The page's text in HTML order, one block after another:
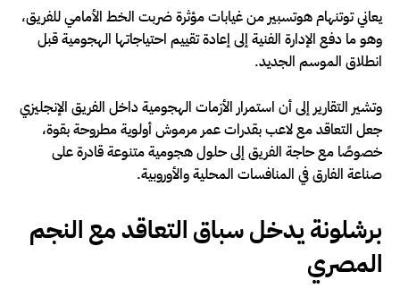
يعاني توتنهام هوتسبير من غيابات مؤثرة ضربت الخط الأمامي للفريق،
وهو ما دفع الإدارة الفنية إلى إعادة تقييم احتياجاتها الهجومية قبل
انطلاق الموسم الجديد.
وتشير التقارير إلى أن استمرار الأزمات الهجومية داخل الفريق الإنجليزي
جعل التعاقد مع لاعب بقدرات عمر مرموش أولوية مطروحة بقوة،
خصوصًا مع حاجة الفريق إلى حلول هجومية متنوعة قادرة على
صناعة الفارق في المنافسات المحلية والأوروبية.
برشلونة يدخل سباق التعاقد مع النجم
المصري